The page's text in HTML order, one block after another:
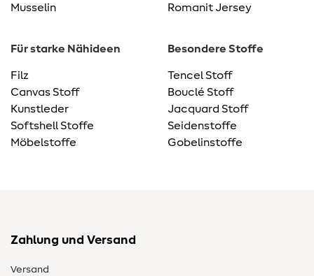
Musselin
Romanit Jersey
Für starke Nähideen
Filz
Canvas Stoff
Kunstleder
Softshell Stoffe
Möbelstoffe
Besondere Stoffe
Tencel Stoff
Bouclé Stoff
Jacquard Stoff
Seidenstoffe
Gobelinstoffe
Zahlung und Versand
Versand